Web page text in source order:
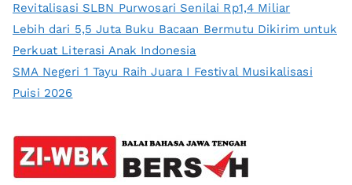
Revitalisasi SLBN Purwosari Senilai Rp1,4 Miliar
Lebih dari 5,5 Juta Buku Bacaan Bermutu Dikirim untuk
Perkuat Literasi Anak Indonesia
SMA Negeri 1 Tayu Raih Juara I Festival Musikalisasi
Puisi 2026